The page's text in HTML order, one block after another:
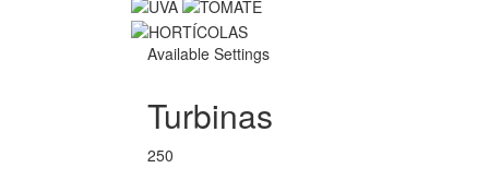
Available Settings
Turbinas
250